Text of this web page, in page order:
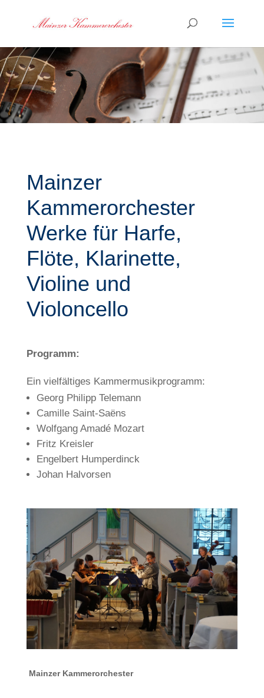
Mainzer
Kammerorchester
Werke für Harfe,
Flöte, Klarinette,
Violine und
Violoncello
Programm:
Ein vielfältiges Kammermusikprogramm:
Georg Philipp Telemann
Camille Saint-Saëns
Wolfgang Amadé Mozart
Fritz Kreisler
Engelbert Humperdinck
Johan Halvorsen
Mainzer Kammerorchester